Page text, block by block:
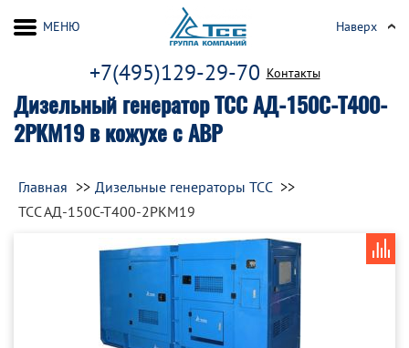
Дизельный генератор ТСС АД-150С-Т400-
2РКМ19 в кожухе с АВР
+7(495)129-29-70 Контакты
МЕНЮ Наверх
Главная
Дизельные генераторы ТСС
ТСС АД-150С-Т400-2РКМ19